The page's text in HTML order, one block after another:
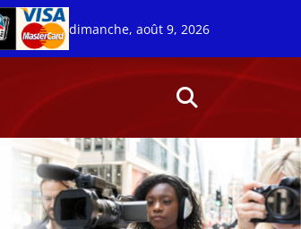
dimanche, août 9, 2026